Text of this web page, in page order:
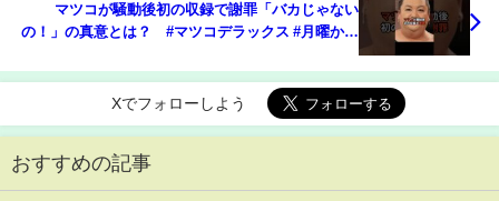
マツコが騒動後初の収録で謝罪「バカじゃない
の！」の真意とは？ #マツコデラックス #月曜から
Xでフォローしよう
おすすめの記事